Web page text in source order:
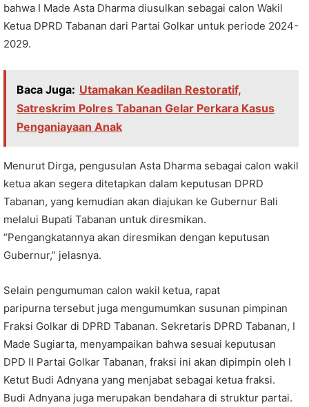
bahwa I Made Asta Dharma diusulkan sebagai calon Wakil
Ketua DPRD Tabanan dari Partai Golkar untuk periode 2024-
2029.
Baca Juga: Utamakan Keadilan Restoratif,
Satreskrim Polres Tabanan Gelar Perkara Kasus
Penganiayaan Anak
Menurut Dirga, pengusulan Asta Dharma sebagai calon wakil
ketua akan segera ditetapkan dalam keputusan DPRD
Tabanan, yang kemudian akan diajukan ke Gubernur Bali
melalui Bupati Tabanan untuk diresmikan.
“Pengangkatannya akan diresmikan dengan keputusan
Gubernur,” jelasnya.
Selain pengumuman calon wakil ketua, rapat
paripurna tersebut juga mengumumkan susunan pimpinan
Fraksi Golkar di DPRD Tabanan. Sekretaris DPRD Tabanan, I
Made Sugiarta, menyampaikan bahwa sesuai keputusan
DPD II Partai Golkar Tabanan, fraksi ini akan dipimpin oleh I
Ketut Budi Adnyana yang menjabat sebagai ketua fraksi.
Budi Adnyana juga merupakan bendahara di struktur partai.